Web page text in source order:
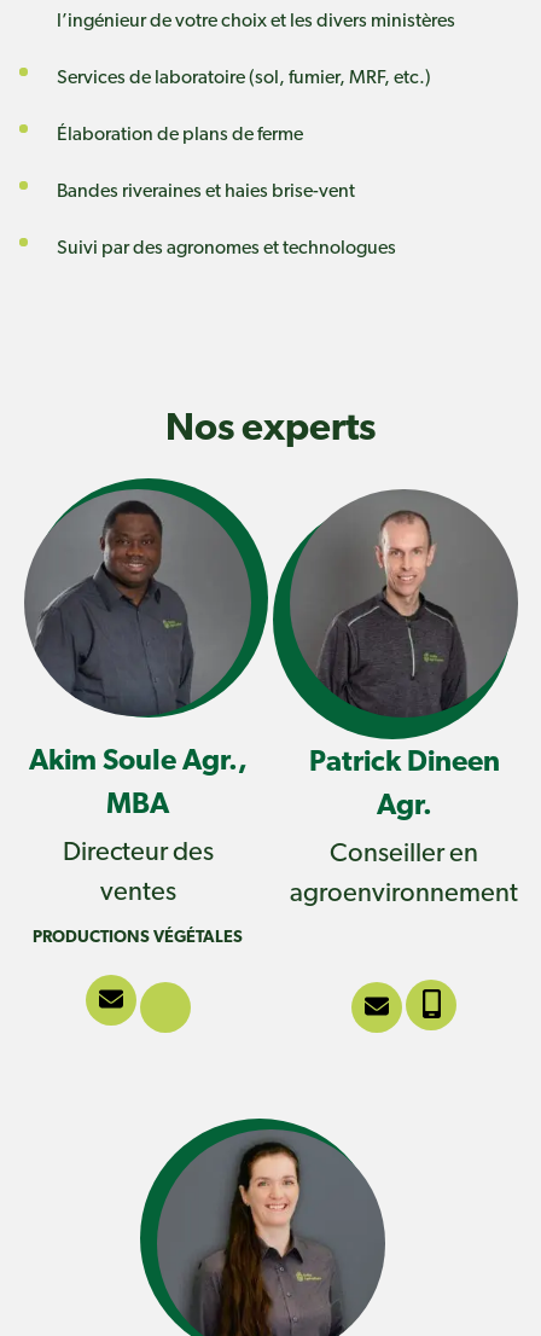
l’ingénieur de votre choix et les divers ministères
Services de laboratoire (sol, fumier, MRF, etc.)
Élaboration de plans de ferme
Bandes riveraines et haies brise-vent
Suivi par des agronomes et technologues
Nos experts
Akim Soule Agr.,
MBA
Directeur des
ventes
PRODUCTIONS VÉGÉTALES
Patrick Dineen
Agr.
Conseiller en
agroenvironnement